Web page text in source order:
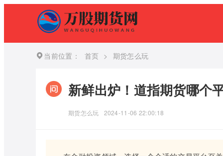
当前位置： 首页 > 期货怎么玩
新鲜出炉！道指期货哪个
期货怎么玩 2024-11-06 22:00:18